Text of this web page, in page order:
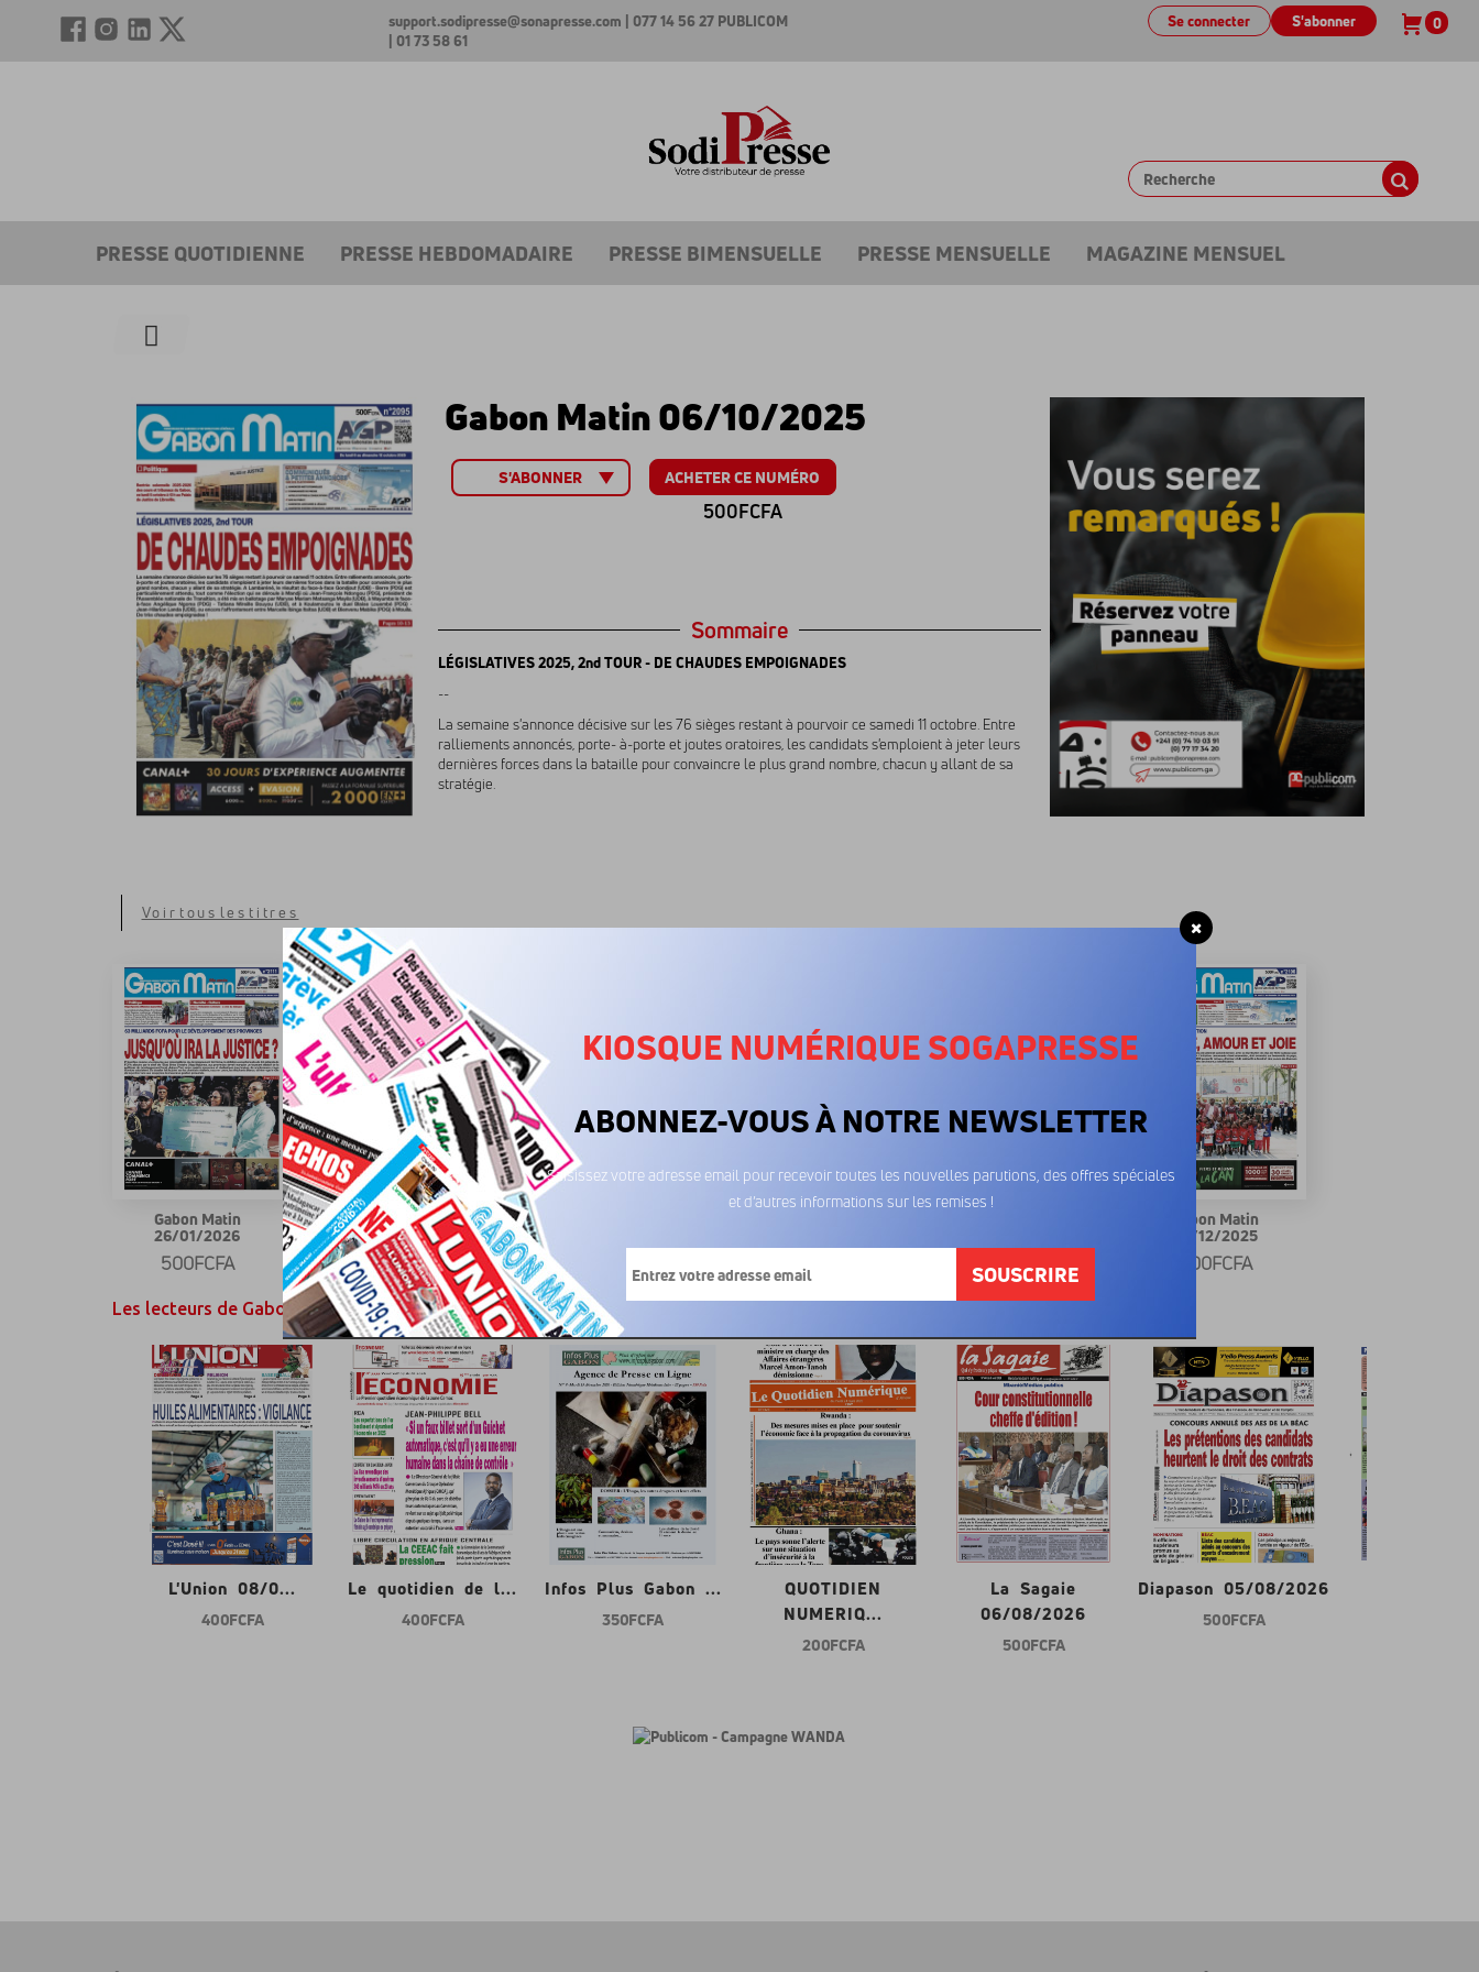
support.sodipresse@sonapresse.com | 077 14 56 27
| 01 73 58 61
PUBLICOM S'abonner
Se connecter 0
PRESSE QUOTIDIENNE PRESSE HEBDOMADAIRE PRESSE BIMENSUELLE PRESSE MENSUELLE MAGAZINE MENSUEL
Gabon Matin 06/10/2025
S'ABONNER ACHETER CE NUMÉRO
500FCFA
Sommaire
LÉGISLATIVES 2025, 2nd TOUR - DE CHAUDES EMPOIGNADES
--
La semaine s'annonce décisive sur les 76 sièges restant à pourvoir ce samedi 11 octobre. Entre
ralliements annoncés, porte- à-porte et joutes oratoires, les candidats s'emploient à jeter leurs
dernières forces dans la bataille pour convaincre le plus grand nombre, chacun y allant de sa
stratégie.
Voir tous les titres
Gabon Matin
26/01/2026
500FCFA
Gabon Matin
19/01/2026
500FCFA 500FCFA 500FCFA
Gabon Matin
22/12/2025
500FCFA
Les lecteurs de Gabon Matin ont également aimé...
L'Union 08/0...
400 FCFA
Le quotidien de l...
400 FCFA
Infos Plus Gabon ...
350 FCFA
QUOTIDIEN
NUMERIQ...
200 FCFA
La Sagaie
06/08/2026
500 FCFA
Diapason 05/08/2026
500 FCFA
KIOSQUE NUMÉRIQUE SOGAPRESSE
ABONNEZ-VOUS À NOTRE NEWSLETTER
Saisissez votre adresse email pour recevoir toutes les nouvelles parutions, des offres spéciales
et d’autres informations sur les remises !
SOUSCRIRE